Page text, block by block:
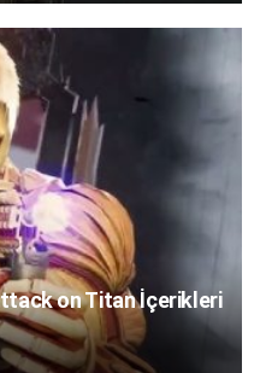
on Titan İçerikleri